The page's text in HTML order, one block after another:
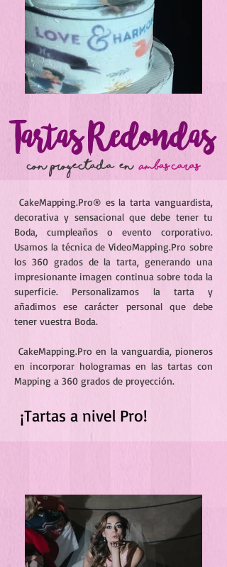
Tartas Redondas
con proyectada enAmbas caras
CakeMapping.Pro® es la tarta vanguardista,
decorativa y sensacional que debe tener tu
Boda, cumpleaños o evento corporativo.
Usamos la técnica de VideoMapping.Pro sobre
los 360 grados de la tarta, generando una
impresionante imagen continua sobre toda la
superficie. Personalizamos la tarta y
añadimos ese carácter personal que debe
tener vuestra Boda.
CakeMapping.Pro en la vanguardia, pioneros
en incorporar hologramas en las tartas con
Mapping a 360 grados de proyección.
¡Tartas a nivel Pro!